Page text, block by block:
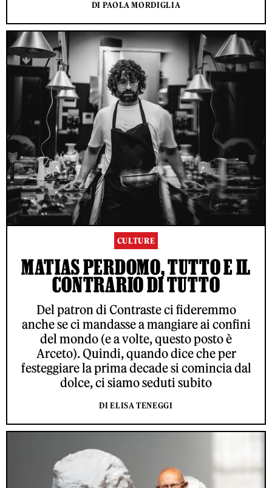
DI PAOLA MORDIGLIA
CULTURE
MATIAS PERDOMO, TUTTO E IL
CONTRARIO DI TUTTO
Del patron di Contraste ci fideremmo
anche se ci mandasse a mangiare ai confini
del mondo (e a volte, questo posto è
Arceto). Quindi, quando dice che per
festeggiare la prima decade si comincia dal
dolce, ci siamo seduti subito
DI ELISA TENEGGI